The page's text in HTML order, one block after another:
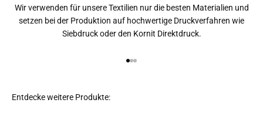
Wir verwenden für unsere Textilien nur die besten Materialien und
setzen bei der Produktion auf hochwertige Druckverfahren wie
Siebdruck oder den Kornit Direktdruck.